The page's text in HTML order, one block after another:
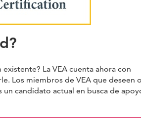
La VEA cuenta ahora con
Los miembros de VEA que deseen
candidato actual en busca de